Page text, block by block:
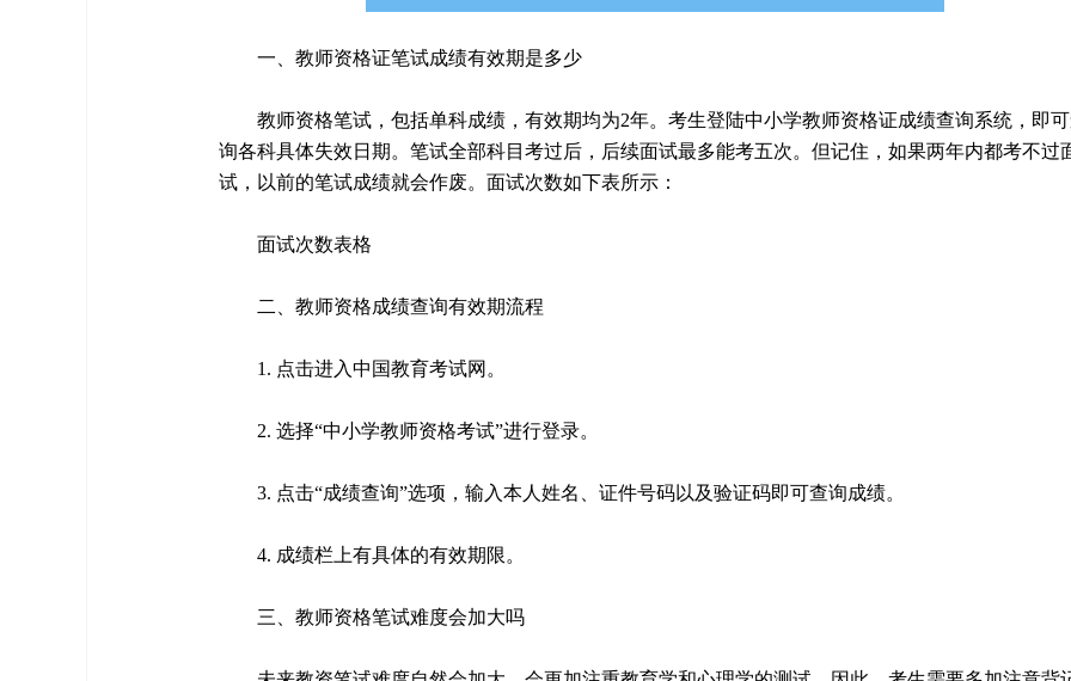
一、教师资格证笔试成绩有效期是多少
教师资格笔试，包括单科成绩，有效期均为2年。考生登陆中小学教师资格证成绩查询系统，即
询各科具体失效日期。笔试全部科目考过后，后续面试最多能考五次。但记住，如果两年内都考不过
试，以前的笔试成绩就会作废。面试次数如下表所示：
面试次数表格
二、教师资格成绩查询有效期流程
1. 点击进入中国教育考试网。
2. 选择“中小学教师资格考试”进行登录。
3. 点击“成绩查询”选项，输入本人姓名、证件号码以及验证码即可查询成绩。
4. 成绩栏上有具体的有效期限。
三、教师资格笔试难度会加大吗